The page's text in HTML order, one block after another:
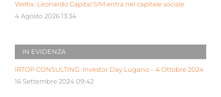
Weltix: Leonardo Capital SIM entra nel capitale sociale
4 Agosto 2026 13:34
IN EVIDENZA
IRTOP CONSULTING: Investor Day Lugano – 4 Ottobre 2024
16 Settembre 2024 09:42